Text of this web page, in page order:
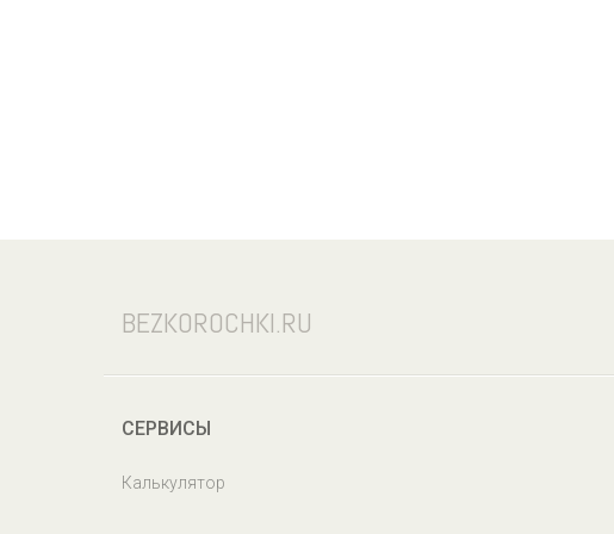
BEZKOROCHKI.RU
СЕРВИСЫ
Калькулятор